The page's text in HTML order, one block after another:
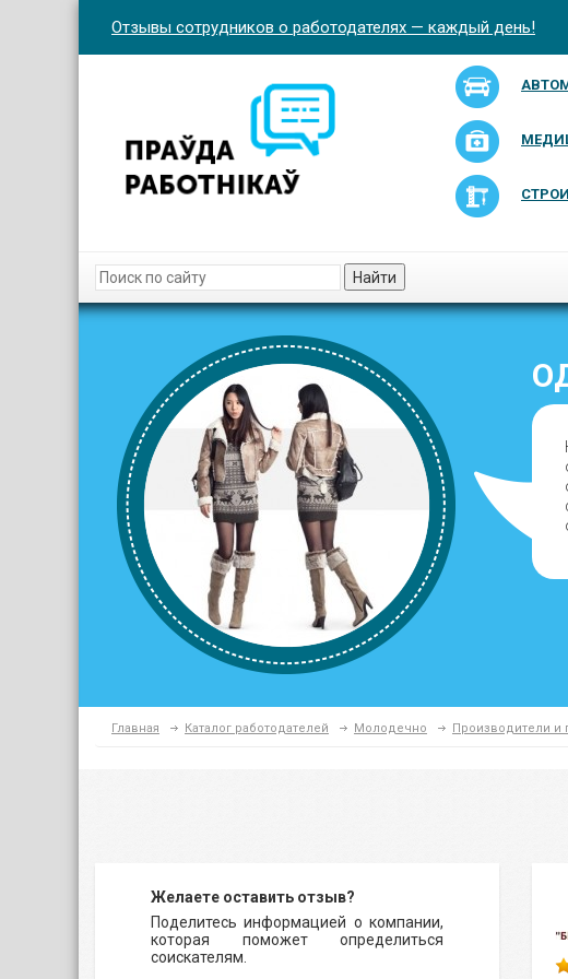
Отзывы сотрудников о работодателях — каждый день!
Найти
Главная Каталог работодателей Молодечно Производители и
Желаете оставить отзыв?
Поделитесь информацией о компании,
которая поможет определиться
соискателям.